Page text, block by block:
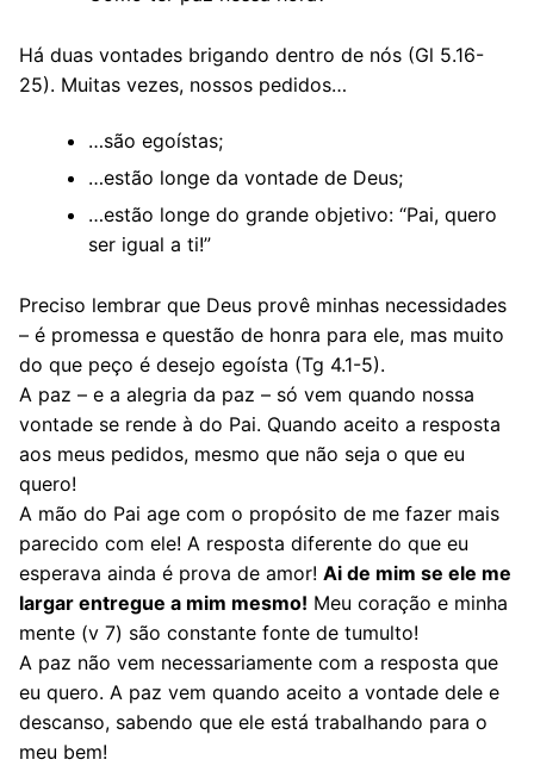
Há duas vontades brigando dentro de nós (Gl 5.16-
25). Muitas vezes, nossos pedidos…
…são egoístas;
…estão longe da vontade de Deus;
…estão longe do grande objetivo: “Pai, quero
ser igual a ti!”
Preciso lembrar que Deus provê minhas necessidades
– é promessa e questão de honra para ele, mas muito
do que peço é desejo egoísta (Tg 4.1-5).
A paz – e a alegria da paz – só vem quando nossa
vontade se rende à do Pai. Quando aceito a resposta
aos meus pedidos, mesmo que não seja o que eu
quero!
A mão do Pai age com o propósito de me fazer mais
parecido com ele! A resposta diferente do que eu
esperava ainda é prova de amor! Ai de mim se ele me
largar entregue a mim mesmo! Meu coração e minha
mente (v 7) são constante fonte de tumulto!
A paz não vem necessariamente com a resposta que
eu quero. A paz vem quando aceito a vontade dele e
descanso, sabendo que ele está trabalhando para o
meu bem!